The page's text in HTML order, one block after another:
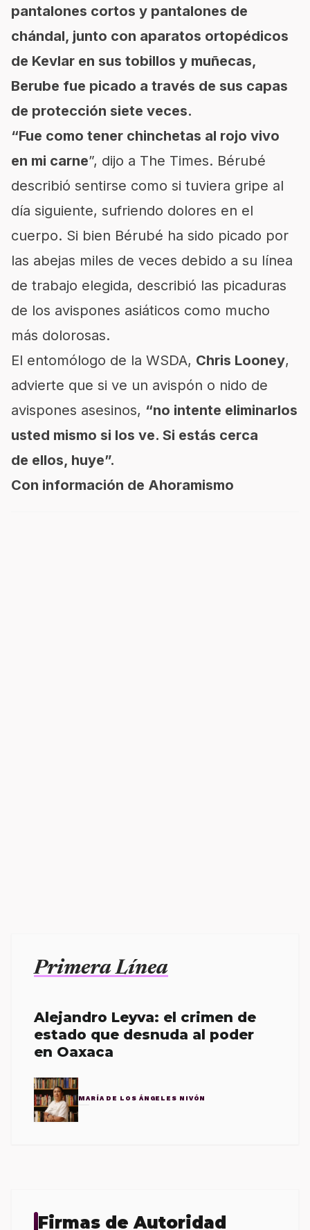
pantalones cortos y pantalones de
chándal, junto con aparatos ortopédicos
de Kevlar en sus tobillos y muñecas,
Berube fue picado a través de sus capas
de protección siete veces.
“Fue como tener chinchetas al rojo vivo
en mi carne”, dijo a The Times. Bérubé
describió sentirse como si tuviera gripe al
día siguiente, sufriendo dolores en el
cuerpo. Si bien Bérubé ha sido picado por
las abejas miles de veces debido a su línea
de trabajo elegida, describió las picaduras
de los avispones asiáticos como mucho
más dolorosas.
El entomólogo de la WSDA, Chris Looney,
advierte que si ve un avispón o nido de
avispones asesinos, “no intente eliminarlos
usted mismo si los ve. Si estás cerca
de ellos, huye”.
Con información de Ahoramismo
Primera Línea
Alejandro Leyva: el crimen de
estado que desnuda al poder
en Oaxaca
MARÍA DE LOS ÁNGELES NIVÓN
Firmas de Autoridad